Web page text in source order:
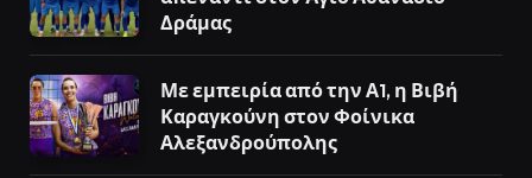
Δράμας
Με εμπειρία από την Α1, η Βιβή
Καραγκούνη στον Φοίνικα
Αλεξανδρούπολης